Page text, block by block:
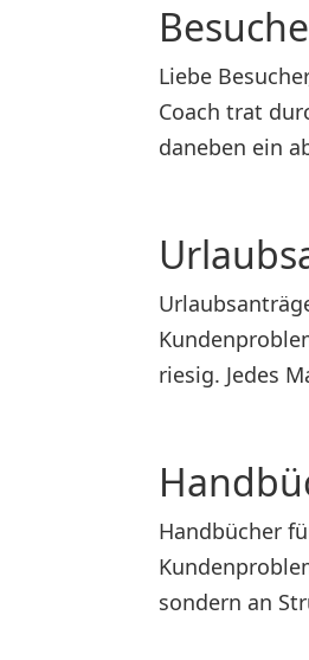
Liebe
Coach trat
daneben ein
riesig. Jedes
Handbücher
sondern an